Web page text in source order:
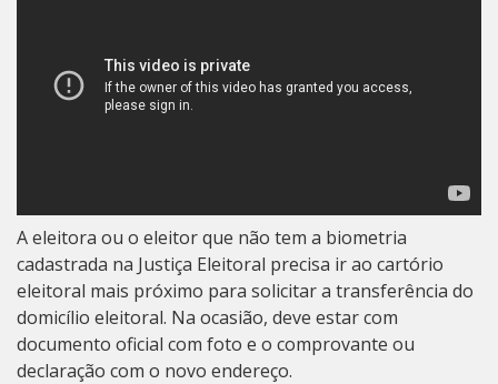
A eleitora ou o eleitor que não tem a biometria
cadastrada na Justiça Eleitoral precisa ir ao cartório
eleitoral mais próximo para solicitar a transferência do
domicílio eleitoral. Na ocasião, deve estar com
documento oficial com foto e o comprovante ou
declaração com o novo endereço.